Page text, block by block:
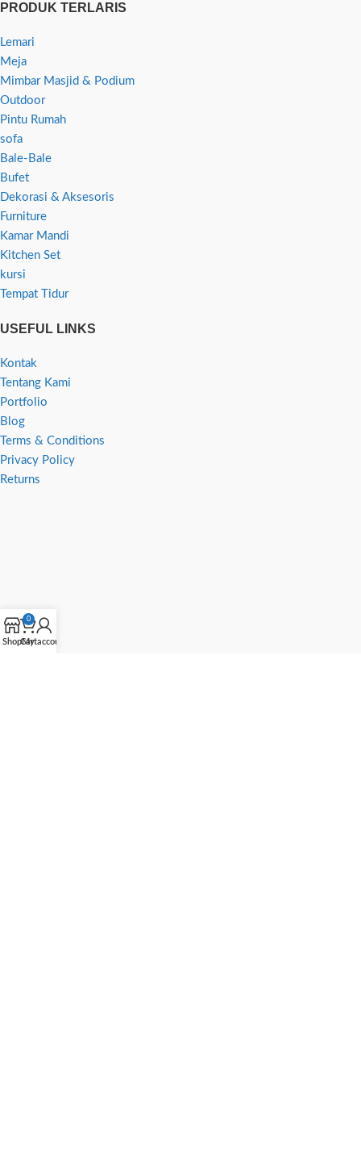
PRODUK TERLARIS
Lemari
Meja
Mimbar Masjid & Podium
Outdoor
Pintu Rumah
sofa
Bale-Bale
Bufet
Dekorasi & Aksesoris
Furniture
Kamar Mandi
Kitchen Set
kursi
Tempat Tidur
USEFUL LINKS
Kontak
Tentang Kami
Portfolio
Blog
Terms & Conditions
Privacy Policy
Returns
Shop
0
Cart
My account